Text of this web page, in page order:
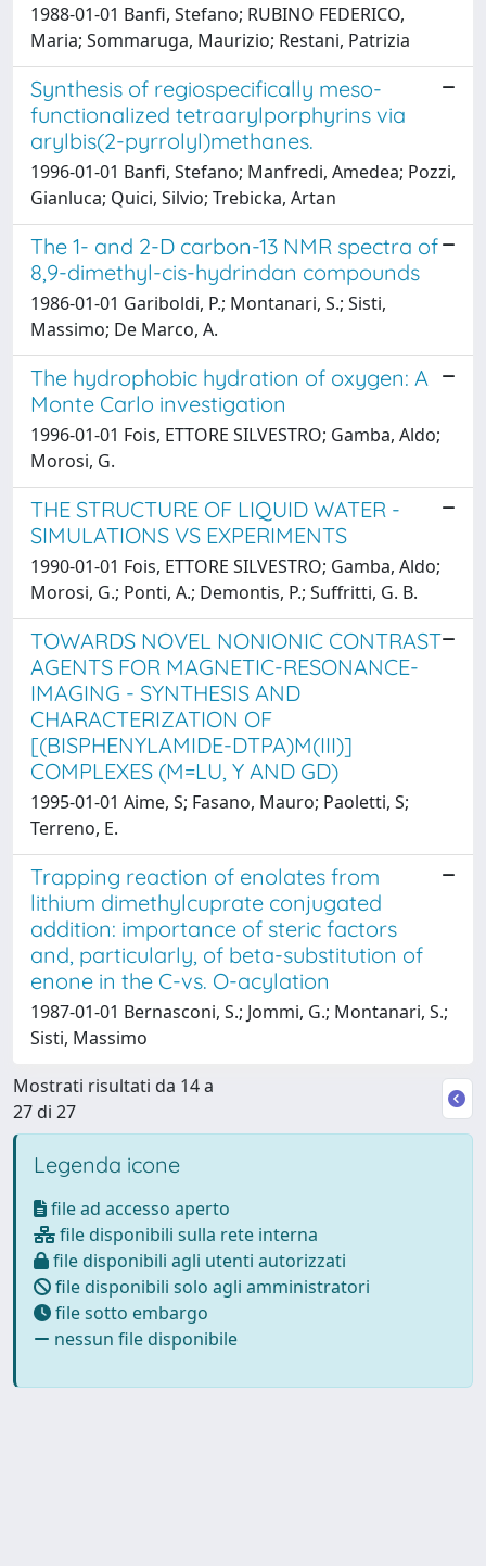
1988-01-01 Banfi, Stefano; RUBINO FEDERICO,
Maria; Sommaruga, Maurizio; Restani, Patrizia
Synthesis of regiospecifically meso-
functionalized tetraarylporphyrins via
arylbis(2-pyrrolyl)methanes.
1996-01-01 Banfi, Stefano; Manfredi, Amedea; Pozzi,
Gianluca; Quici, Silvio; Trebicka, Artan
The 1- and 2-D carbon-13 NMR spectra of
8,9-dimethyl-cis-hydrindan compounds
1986-01-01 Gariboldi, P.; Montanari, S.; Sisti,
Massimo; De Marco, A.
The hydrophobic hydration of oxygen: A
Monte Carlo investigation
1996-01-01 Fois, ETTORE SILVESTRO; Gamba, Aldo;
Morosi, G.
THE STRUCTURE OF LIQUID WATER -
SIMULATIONS VS EXPERIMENTS
1990-01-01 Fois, ETTORE SILVESTRO; Gamba, Aldo;
Morosi, G.; Ponti, A.; Demontis, P.; Suffritti, G. B.
TOWARDS NOVEL NONIONIC CONTRAST
AGENTS FOR MAGNETIC-RESONANCE-
IMAGING - SYNTHESIS AND
CHARACTERIZATION OF
[(BISPHENYLAMIDE-DTPA)M(III)]
COMPLEXES (M=LU, Y AND GD)
1995-01-01 Aime, S; Fasano, Mauro; Paoletti, S;
Terreno, E.
Trapping reaction of enolates from
lithium dimethylcuprate conjugated
addition: importance of steric factors
and, particularly, of beta-substitution of
enone in the C-vs. O-acylation
1987-01-01 Bernasconi, S.; Jommi, G.; Montanari, S.;
Sisti, Massimo
Mostrati risultati da 14 a
27 di 27
Legenda icone
file ad accesso aperto
file disponibili sulla rete interna
file disponibili agli utenti autorizzati
file disponibili solo agli amministratori
file sotto embargo
nessun file disponibile